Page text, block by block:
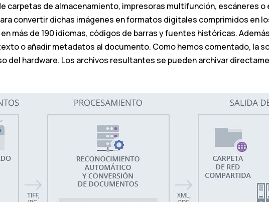
carpetas de almacenamiento, impresoras multifunción, escáneres
convertir dichas imágenes en formatos digitales comprimidos en
más de 190 idiomas, códigos de barras y fuentes históricas.
o añadir metadatos al documento. Como hemos comentado, la
del hardware. Los archivos resultantes se pueden archivar